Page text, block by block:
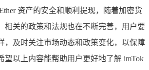
资产的安全和顺利提现，随着加密货
相关的政策和法规也在不断完善，用户要
，及时关注市场动态和政策变化，以保障
望以上内容能帮助用户更好地了解 imTok